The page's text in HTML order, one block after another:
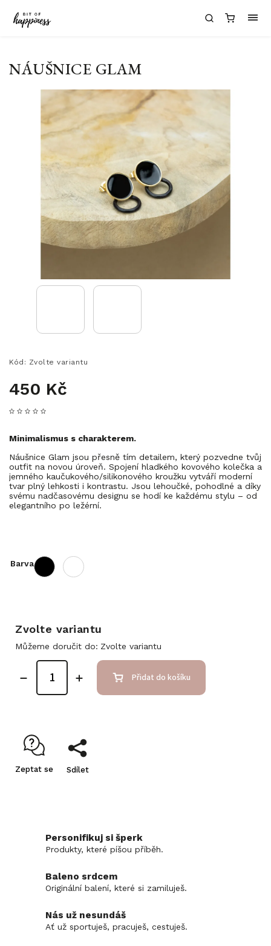
NÁUŠNICE GLAM
Kód: Zvolte variantu
450 Kč
Minimalismus s charakterem.
Náušnice Glam jsou přesně tím detailem, který pozvedne tvůj
outfit na novou úroveň. Spojení hladkého kovového kolečka a
jemného kaučukového/silikonového kroužku vytváří moderní
tvar plný lehkosti i kontrastu. Jsou lehoučké, pohodlné a díky
svému nadčasovému designu se hodí ke každému stylu – od
elegantního po ležérní.
Barva
Zvolte variantu
Můžeme doručit do: Zvolte variantu
Přidat do košíku
Zeptat se Sdílet
Personifikuj si šperk
Produkty, které píšou příběh.
Baleno srdcem
Originální balení, které si zamiluješ.
Nás už nesundáš
Ať už sportuješ, pracuješ, cestuješ.